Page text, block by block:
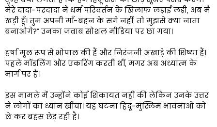
मेरे दादा-परदादा ने धर्म परिवर्तन के खिलाफ लड़ाई लड़ी, अब मैं
खड़ी हूँ। तुम अपनी माँ-बहन के सगे नहीं, तो मुझसे क्या नाता
बनाओगे?” उनका जवाब सोशल मीडिया पर छा गया।
हर्षा मूल रूप से भोपाल की हैं और निरंजनी अखाड़े की शिष्या हैं।
पहले मॉडलिंग और एंकरिंग करती थीं, मगर अब अध्यात्म के
मार्ग पर हैं।
इस मामले में उन्होंने कोई शिकायत नहीं की लेकिन उनके उत्तर
ने लोगों का ध्यान खींचा। यह घटना हिंदू-मुस्लिम भावनाओं को
ले कर बहस छेड़ रही है।